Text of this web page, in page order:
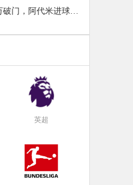
门，阿代米进球无
英超